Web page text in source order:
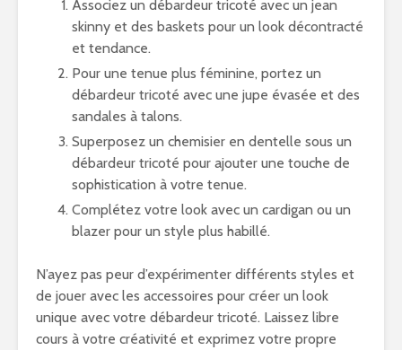
Associez un débardeur tricoté avec un jean
skinny et des baskets pour un look décontracté
et tendance.
Pour une tenue plus féminine, portez un
débardeur tricoté avec une jupe évasée et des
sandales à talons.
Superposez un chemisier en dentelle sous un
débardeur tricoté pour ajouter une touche de
sophistication à votre tenue.
Complétez votre look avec un cardigan ou un
blazer pour un style plus habillé.
N’ayez pas peur d’expérimenter différents styles et
de jouer avec les accessoires pour créer un look
unique avec votre débardeur tricoté. Laissez libre
cours à votre créativité et exprimez votre propre